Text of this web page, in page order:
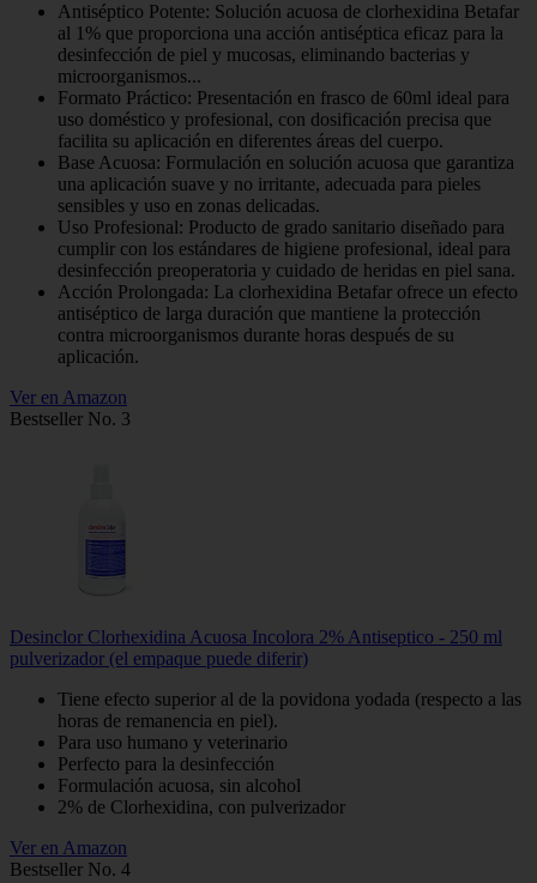
Antiséptico Potente: Solución acuosa de clorhexidina Betafar
al 1% que proporciona una acción antiséptica eficaz para la
desinfección de piel y mucosas, eliminando bacterias y
microorganismos...
Formato Práctico: Presentación en frasco de 60ml ideal para
uso doméstico y profesional, con dosificación precisa que
facilita su aplicación en diferentes áreas del cuerpo.
Base Acuosa: Formulación en solución acuosa que garantiza
una aplicación suave y no irritante, adecuada para pieles
sensibles y uso en zonas delicadas.
Uso Profesional: Producto de grado sanitario diseñado para
cumplir con los estándares de higiene profesional, ideal para
desinfección preoperatoria y cuidado de heridas en piel sana.
Acción Prolongada: La clorhexidina Betafar ofrece un efecto
antiséptico de larga duración que mantiene la protección
contra microorganismos durante horas después de su
aplicación.
Ver en Amazon
Bestseller No. 3
Desinclor Clorhexidina Acuosa Incolora 2% Antiseptico - 250 ml
pulverizador (el empaque puede diferir)
Tiene efecto superior al de la povidona yodada (respecto a las
horas de remanencia en piel).
Para uso humano y veterinario
Perfecto para la desinfección
Formulación acuosa, sin alcohol
2% de Clorhexidina, con pulverizador
Ver en Amazon
Bestseller No. 4